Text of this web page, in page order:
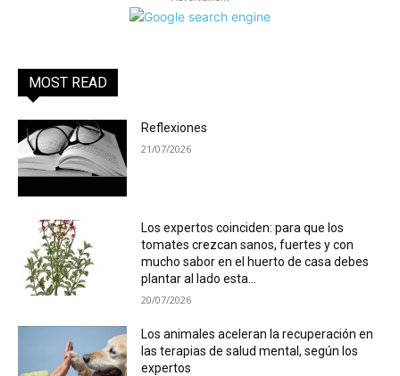
MOST READ
Reflexiones
21/07/2026
Los expertos coinciden: para que los
tomates crezcan sanos, fuertes y con
mucho sabor en el huerto de casa debes
plantar al lado esta...
20/07/2026
Los animales aceleran la recuperación en
las terapias de salud mental, según los
expertos